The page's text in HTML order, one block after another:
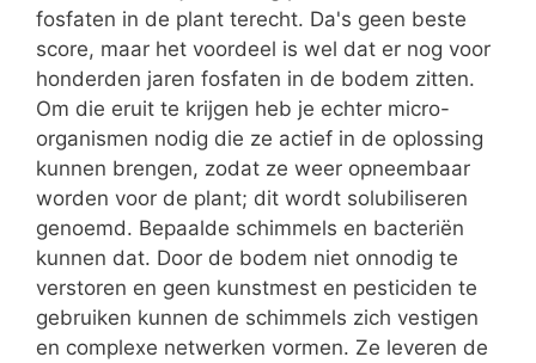
fosfaten in de plant terecht. Da's geen beste
score, maar het voordeel is wel dat er nog voor
honderden jaren fosfaten in de bodem zitten.
Om die eruit te krijgen heb je echter micro-
organismen nodig die ze actief in de oplossing
kunnen brengen, zodat ze weer opneembaar
worden voor de plant; dit wordt solubiliseren
genoemd. Bepaalde schimmels en bacteriën
kunnen dat. Door de bodem niet onnodig te
verstoren en geen kunstmest en pesticiden te
gebruiken kunnen de schimmels zich vestigen
en complexe netwerken vormen. Ze leveren de